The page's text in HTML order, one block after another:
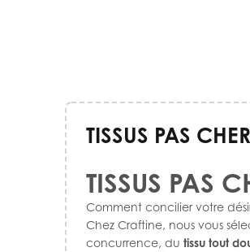
TISSUS PAS CHER
TISSUS PAS
Comment concilier votre
Chez Craftine, nous vous
concurrence, du tissu tout